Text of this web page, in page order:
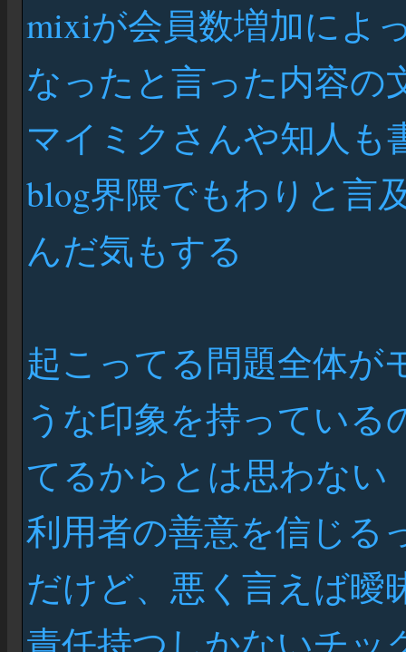
mixiが会員数増加によ
なったと言った内容の
マイミクさんや知人も
blog界隈でもわりと言
んだ気もする
起こってる問題全体が
うな印象を持ってい
てるからとは思わない
利用者の善意を信じる
だけど、悪く言えば曖